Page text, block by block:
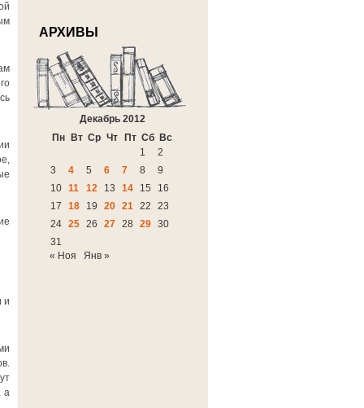
и
а
АРХИВЫ
Декабрь 2012
Пн
Вт Ср Чт Пт Сб Вс
1
2
3
4 5 6 7 8
9
10 11 12 13 14 15
16
17
18 19 20 21 22
23
24 25 26 27 28 29 30
31
« Ноя
Янв »